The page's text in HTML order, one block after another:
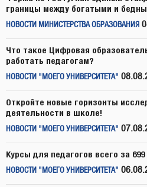
границы между богатыми и
НОВОСТИ МИНИСТЕРСТВА ОБРАЗОВАНИЯ
Что такое Цифровая
работать педагогам?
НОВОСТИ "МОЕГО УНИВЕРСИТЕТА"
Откройте новые горизонты
деятельности в школе!
НОВОСТИ "МОЕГО УНИВЕРСИТЕТА"
Курсы для педагогов всего за
НОВОСТИ "МОЕГО УНИВЕРСИТЕТА"